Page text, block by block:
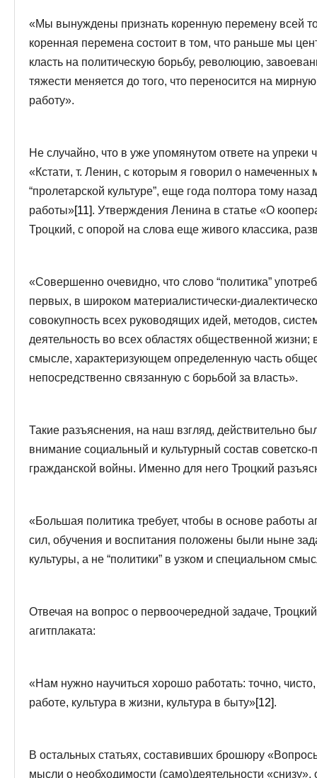
«Мы вынуждены признать коренную перемену всей
коренная перемена состоит в том, что раньше мы
класть на политическую борьбу, революцию,
тяжести меняется до того, что переносится на
работу».
Не случайно, что в уже упомянутом ответе на
«Кстати, т. Ленин, с которым я говорил о
“пролетарской культуре”, еще года полтора тому
работы»[11]. Утверждения Ленина в статье «О
Троцкий, с опорой на слова еще живого классика,
«Совершенно очевидно, что слово “политика”
первых, в широком материалистически-
совокупность всех руководящих идей, методов,
деятельность во всех областях общественной
смысле, характеризующем определенную часть
непосредственно связанную с борьбой за власть».
Такие разъяснения, на наш взгляд, действительно
внимание социальный и культурный состав
гражданской войны. Именно для него Троцкий
«Большая политика требует, чтобы в основе работы
сил, обучения и воспитания положены были ныне
культуры, а не “политики” в узком и специальном
Отвечая на вопрос о первоочередной задаче,
агитплаката:
«Нам нужно научиться хорошо работать: точно,
работе, культура в жизни, культура в быту»[12].
В остальных статьях, составивших брошюру
мысли о необходимости (само)деятельности «снизу»,